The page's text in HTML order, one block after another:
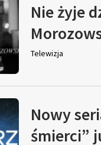
Nie żyje
Telewizja
Nowy
śmierci”